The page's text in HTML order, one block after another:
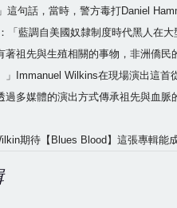
這句話，當時，警方毒打Daniel
「藍調自美國奴隸制度時代黑人在
著祖先與生殖相關的事物，非洲僑
」Immanuel Wilkins在現場演出這
過多媒體的演出方式傳承祖先與血脈
期待【Blues Blood】這張專輯